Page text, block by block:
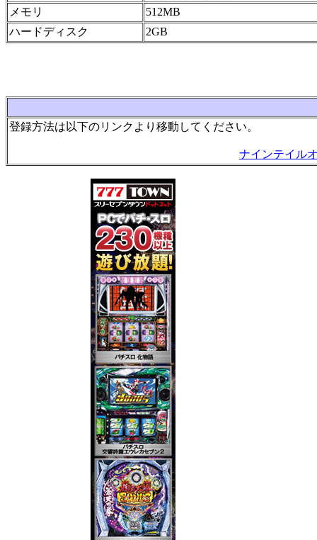
メモリ
512MB
ハードディスク
2GB
登録方法は以下のリンクより移動してください。
ナインテイル